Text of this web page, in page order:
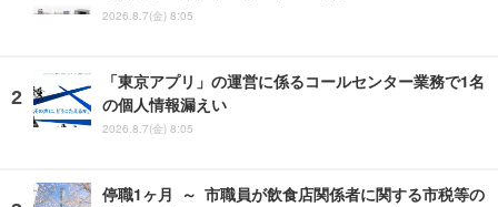
2026.8.7(金) 8:05
「東京アプリ」の運営に係るコールセンター業務で1名
の個人情報漏えい
2026.8.7(金) 8:05
停職1ヶ月 ～ 市職員が飲食店関係者に関する市税等の